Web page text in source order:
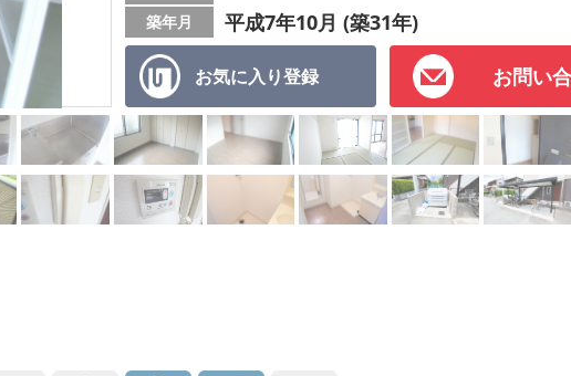
お気に入り登録 お問い
築年月 平成7年10月 (築31年)